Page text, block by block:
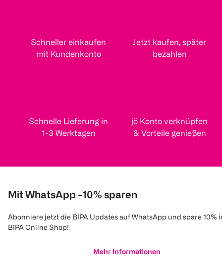
Schneller einkaufen
mit Kundenkonto
Jetzt kaufen, später
bezahlen
Schnelle Lieferung in
1-3 Werktagen
jö Konto verknüpfen
& Vorteile genießen
Mit WhatsApp -10% sparen
Abonniere jetzt die BIPA Updates auf WhatsApp und spare 10%
BIPA Online Shop!
Mehr Informationen